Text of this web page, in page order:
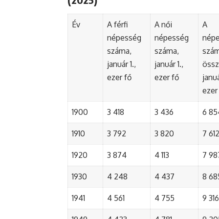
Év
A férfi
népesség
száma,
január 1.,
ezer fő
A női
népesség
száma,
január 1.,
ezer fő
A
1900 3 418 3 436 6
1910 3 792 3 820 7 612
1920 3 874 4 113 7
1930 4 248 4 437 8
1941 4 561 4 755 9 316